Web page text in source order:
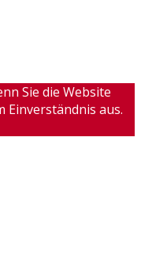
Sie die Website
Einverständnis aus.